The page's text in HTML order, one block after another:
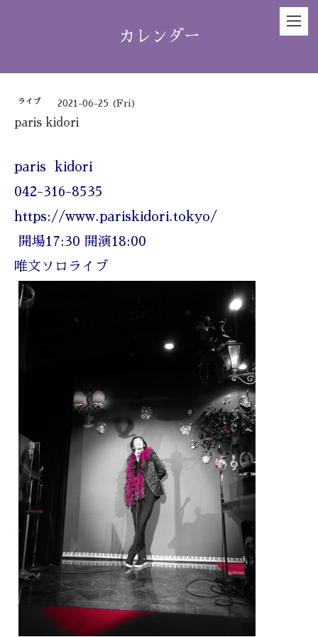
カレンダー
ライブ 2021-06-25 (Fri)
paris kidori
paris kidori
042-316-8535
https://www.pariskidori.tokyo/
開場17:30 開演18:00
唯文ソロライブ